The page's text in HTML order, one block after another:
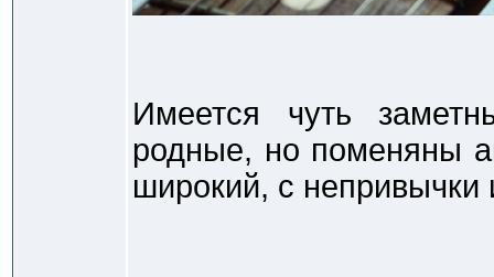
Имеется чуть
родные, но поменяны
широкий, с непривычки